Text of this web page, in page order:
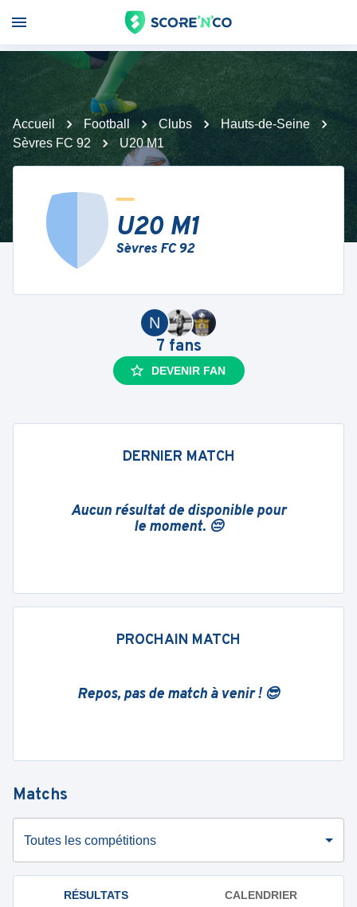
Accueil Football Clubs
Hauts-de-Seine
Sèvres FC 92
U20 M1
U20 M1
Sèvres FC 92
N
7 fans
DEVENIR FAN
DERNIER MATCH
Aucun résultat de disponible pour
le moment. 😔
PROCHAIN MATCH
Repos, pas de match à venir ! 😎
Matchs
Toutes les compétitions
RÉSULTATS CALENDRIER